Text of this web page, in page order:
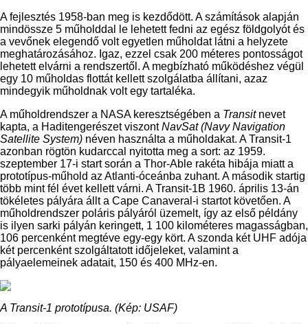
A fejlesztés 1958-ban meg is kezdődött. A számítások alapján
mindössze 5 műholddal le lehetett fedni az egész földgolyót és
a vevőnek elegendő volt egyetlen műholdat látni a helyzete
meghatározásához. Igaz, ezzel csak 200 méteres pontosságot
lehetett elvárni a rendszertől. A megbízható működéshez végül
egy 10 műholdas flottát kellett szolgálatba állítani, azaz
mindegyik műholdnak volt egy tartaléka.
A műholdrendszer a NASA keresztségében a Transitnevet
kapta, a Haditengerészet viszontNavSat (Navy Navigation
Satellite System) néven használta a műholdakat. A Transit-1
azonban rögtön kudarccal nyitotta meg a sort: az 1959.
szeptember 17-i start során a Thor-Able rakéta hibája miatt a
prototípus-műhold az Atlanti-óceánba zuhant. A második startig
több mint fél évet kellett várni. A Transit-1B 1960. április 13-án
tökéletes pályára állt a Cape Canaveral-i startot követően. A
műholdrendszer poláris pályáról üzemelt, így az első példány
is ilyen sarki pályán keringett, 1 100 kilométeres magasságban,
106 percenként megtéve egy-egy kört. A szonda két UHF adója
két percenként szolgáltatott időjeleket, valamint a
pályaelemeinek adatait, 150 és 400 MHz-en.
A Transit-1 prototípusa. (Kép: USAF)